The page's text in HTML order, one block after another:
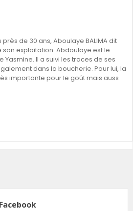
de 30 ans, Aboulaye BALIMA dit
exploitation. Abdoulaye est le
Il a suivi les traces de ses
dans la boucherie. Pour lui, la
importante pour le goût mais auss